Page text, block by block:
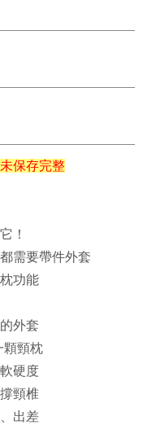
保存完整
！
需要帶件外套
功能
外套
顆頸枕
硬度
頸椎
出差